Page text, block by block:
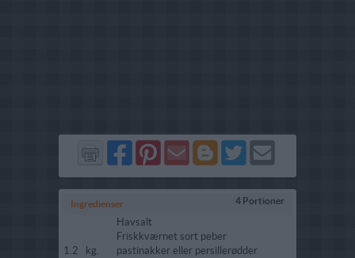
Del
på
Facebook
Del
på
Pinterest
Send
via
GMail
Del
på
Blogger
Del
på
Twitter
Send
Ingredienser 4 Portioner
Havsalt
Friskkværnet sort peber
1.2
kg.
pastinakker eller persillerødder